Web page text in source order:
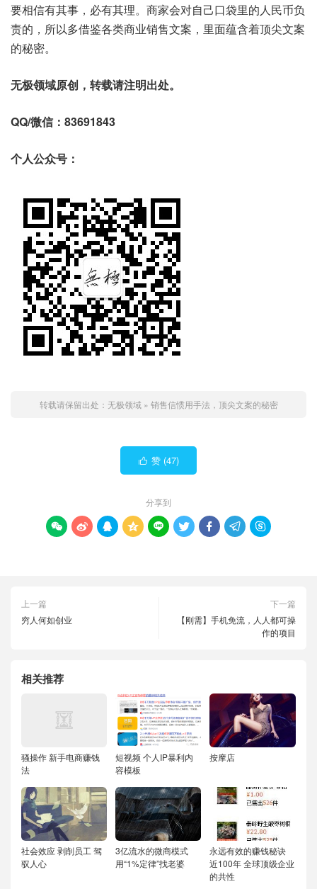
要相信有其事，必有其理。商家会对自己口袋里的人民币负
责的，所以多借鉴各类商业销售文案，里面蕴含着顶尖文案
的秘密。
无极领域原创，转载请注明出处。
QQ/微信：83691843
个人公众号：
转载请保留出处： 无极领域 » 销售信惯用手法，顶尖文案的秘密
 赞 (47)
分享到
        
上一篇
穷人何如创业
下一篇
【刚需】手机免流，人人都可操
作的项目
相关推荐
骚操作 新手电商赚钱
法
短视频 个人IP暴利内
容模板
按摩店
社会效应 剥削员工 驾
驭人心
3亿流水的微商模式
用“1%定律”找老婆
永远有效的赚钱秘诀
近100年 全球顶级企业
的共性